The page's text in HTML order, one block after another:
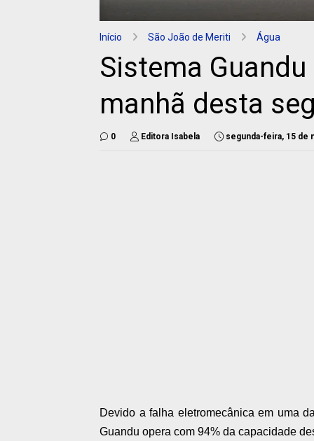
Início São João de Meriti Água
Sistema
manhã desta
0 Editora Isabela segunda-feira, 15 de
Devido a falha eletromecânica em uma
Guandu opera com 94% da capacidade